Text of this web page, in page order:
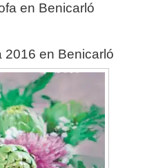
en Benicarló
2016 en Benicarló